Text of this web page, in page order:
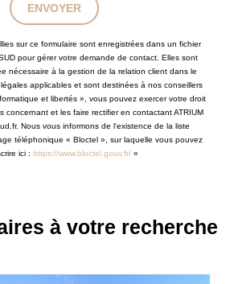
ENVOYER
sur ce formulaire sont enregistrées dans un fichier
pour gérer votre demande de contact. Elles sont
nécessaire à la gestion de la relation client dans le
applicables et sont destinées à nos conseillers
et libertés », vous pouvez exercer votre droit
concernant et les faire rectifier en contactant ATRIUM
Nous vous informons de l'existence de la liste
téléphonique « Bloctel », sur laquelle vous pouvez
ici : https://www.bloctel.gouv.fr/»
à votre recherche